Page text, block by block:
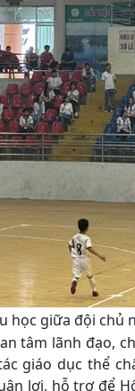
giữa đội chủ
tâm lãnh đạo,
giáo dục thể
lợi, hỗ trợ để